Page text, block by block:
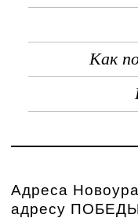
Как
Адреса
адресу